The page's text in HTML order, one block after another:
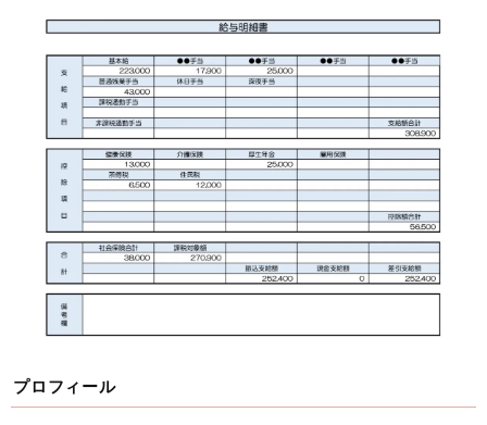
プロフィール